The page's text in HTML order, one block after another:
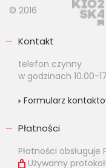
© 2016
Kontakt
telefon czynny
w godzinach 10.00-
Formularz
Płatności
Płatności
Używamy